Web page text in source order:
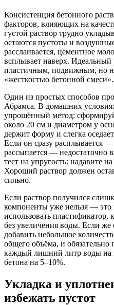
Консистенция бетонного
факторов, влияющих на
густой раствор трудно
остаются пустоты и
расслаивается, цементное
всплывает наверх. Идеальный
пластичным, подвижным, но
«жесткостью бетонной смеси».
Один из простых способов
Абрамса. В домашних
упрощённый метод:
около 20 см и диаметром у
держит форму и слегка
Если он сразу расплывается
рассыпается — недостаточно
тест на упругость: надавите
Хороший раствор должен
сильно.
Если раствор получился
компоненты уже нельзя —
использовать
без увеличения воды. Если
добавить небольшое
общего объёма, и
каждый лишний литр воды на
бетона на 5–10%.
Укладка и
избежать пустот